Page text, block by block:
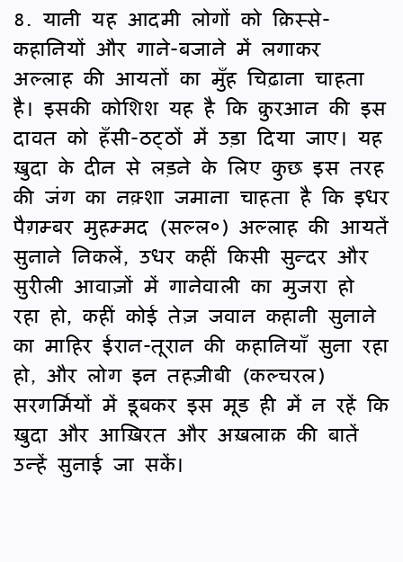
8. यानी यह आदमी लोगों को क़िस्से-
कहानियों और गाने-बजाने में लगाकर
अल्लाह की आयतों का मुँह चिढ़ाना चाहता
है। इसकी कोशिश यह है कि क़ुरआन की इस
दावत को हँसी-ठट्ठों में उड़ा दिया जाए। यह
ख़ुदा के दीन से लड़ने के लिए कुछ इस तरह
की जंग का नक़्शा जमाना चाहता है कि इधर
पैग़म्बर मुहम्मद (सल्ल०) अल्लाह की आयतें
सुनाने निकलें, उधर कहीं किसी सुन्दर और
सुरीली आवाज़ों में गानेवाली का मुजरा हो
रहा हो, कहीं कोई तेज़ जवान कहानी सुनाने
का माहिर ईरान-तूरान की कहानियाँ सुना रहा
हो, और लोग इन तहज़ीबी (कल्चरल)
सरगर्मियों में डूबकर इस मूड ही में न रहें कि
ख़ुदा और आख़िरत और अख़लाक़ की बातें
उन्हें सुनाई जा सकें।